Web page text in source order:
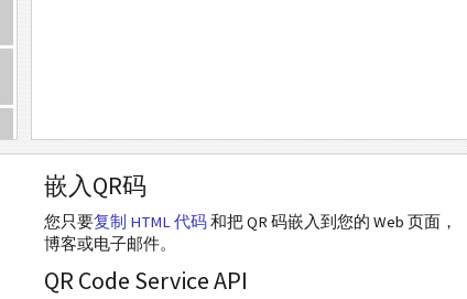
嵌入QR码
您只要复制 HTML 代码和把 QR 码嵌入到您的 Web 页面，
博客或电子邮件。
QR Code Service API